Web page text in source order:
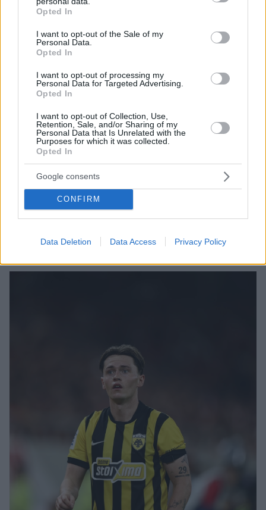
grant or deny consent to Google and its third-party tags to
use your data for below specified purposes in below Google
consent section.
Opted In
I want to opt-out of the Sale of my
Personal Data.
Opted In
I want to opt-out of processing my
Personal Data for Targeted Advertising.
Opted In
I want to opt-out of Collection, Use,
Retention, Sale, and/or Sharing of my
Personal Data that Is Unrelated with the
Purposes for which it was collected.
Opted In
Google consents
CONFIRM
Data Deletion Data Access Privacy Policy
ΑΕΚ: Ο Ελίασον φορτσάρει για την επιστροφή
Θετικά νέα στην ΑΕΚ με τον Νίκλας Ελίασον που
είναι κοντά στο να επανέλθει μετά την επέμβαση -
καλά με τον Σταύρο Πήλιο